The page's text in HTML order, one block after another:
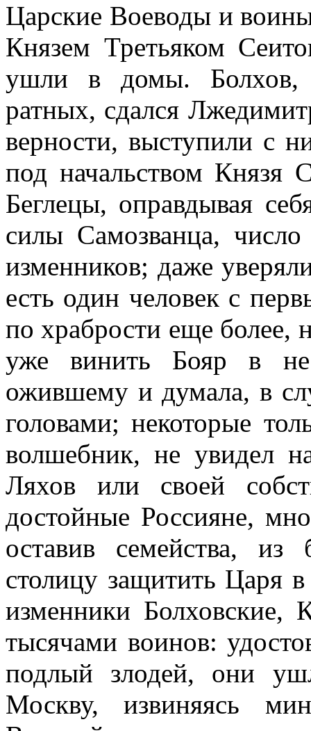
Царские Воеводы и
Князем Третьяком
ушли в домы. Болхов,
ратных, сдался
верности, выступили с
под начальством Князя
Беглецы, оправдывая
силы Самозванца,
изменников; даже
есть один человек с
по храбрости еще более,
уже винить Бояр в
ожившему и думала, в
головами; некоторые
волшебник, не увидел
Ляхов или своей
достойные Россияне,
оставив семейства,
столицу защитить Царя
изменники Болховские,
тысячами воинов:
подлый злодей, они
Москву, извиняясь